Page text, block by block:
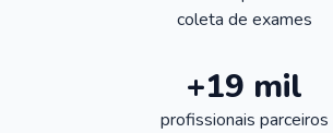
coleta de exames
+19 mil
profissionais parceiros